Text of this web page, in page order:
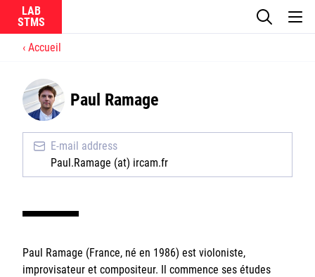
LAB
Ircam
La recherche
Actualités
Équipes
Accueil
Paul Ramage
E-mail address
Paul.Ramage (at) ircam.fr
Paul Ramage (France, né en 1986) est violoniste,
improvisateur et compositeur. Il commence ses études